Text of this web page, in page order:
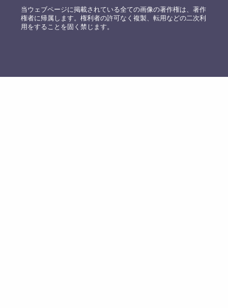
当ウェブページに掲載されている全ての画像の著作権は、著作
権者に帰属します。権利者の許可なく複製、転用などの二次利
用をすることを固く禁じます。